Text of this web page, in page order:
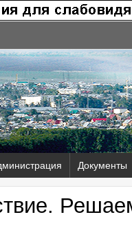
Документы